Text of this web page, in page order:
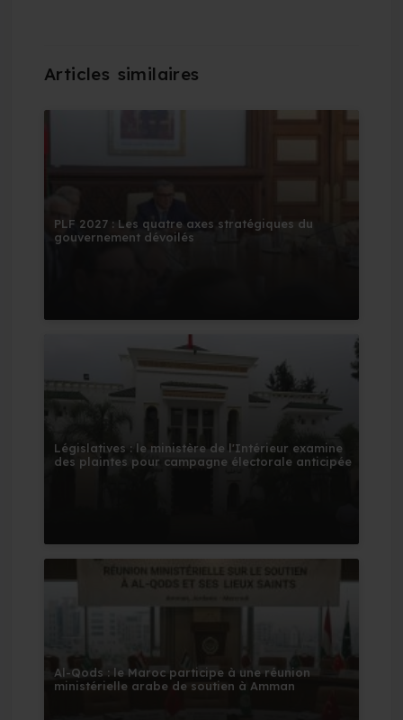
PLF 2027 : Les quatre axes stratégiques du
gouvernement dévoilés
Législatives : le ministère de l'Intérieur examine
des plaintes pour campagne électorale anticipée
Al-Qods : le Maroc participe à une réunion
ministérielle arabe de soutien à Amman